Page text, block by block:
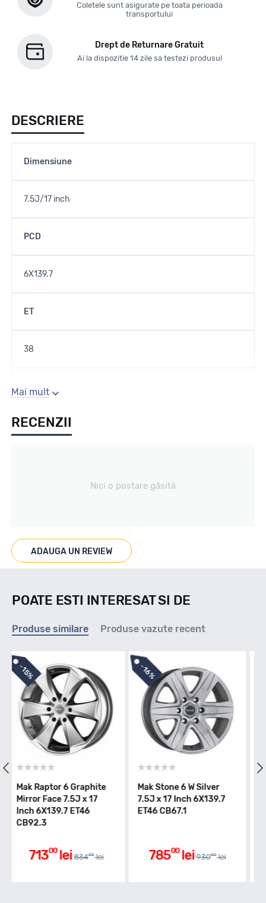
Coletele sunt asigurate pe toata perioada
transportului
Drept de Returnare Gratuit
Ai la dispozitie 14 zile sa testezi produsul
DESCRIERE
Dimensiune
7.5J/17 inch
PCD
6X139.7
ET
38
Gaura centrala
67.1
Se poate cumpara doar la set de 4 buc! Kit montaj GRATUIT
in caz ca este nevoie!
Mai mult
RECENZII
Nici o postare găsită
ADAUGA UN REVIEW
POATE ESTI INTERESAT SI DE
Produse similare Produse vazute recent
Stone 6 W Silver
x 17 Inch 6X139.7
CB67.1
00 lei 93000 lei
Mak Stone 6 W Black
Mirror 7.5J x 17 Inch
6X139.7 ET46 CB67.1
88200 lei